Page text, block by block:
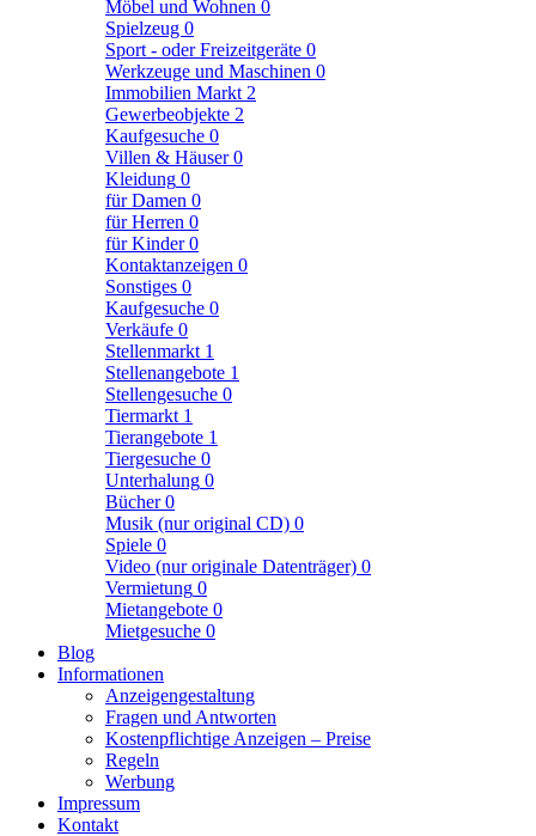
Möbel und Wohnen 0
Spielzeug 0
Sport - oder Freizeitgeräte 0
Werkzeuge und Maschinen 0
Immobilien Markt 2
Gewerbeobjekte 2
Kaufgesuche 0
Villen & Häuser0
Kleidung 0
für Damen 0
für Herren 0
für Kinder0
Kontaktanzeigen 0
Sonstiges 0
Kaufgesuche 0
Verkäufe 0
Stellenmarkt 1
Stellenangebote 1
Stellengesuche 0
Tiermarkt 1
Tierangebote 1
Tiergesuche 0
Unterhalung 0
Bücher0
Musik (nur original CD) 0
Spiele 0
Video (nur originale Datenträger) 0
Vermietung 0
Mietangebote 0
Mietgesuche 0
Blog
Informationen
Anzeigengestaltung
Fragen und Antworten
Kostenpflichtige Anzeigen – Preise
Regeln
Werbung
Impressum
Kontakt